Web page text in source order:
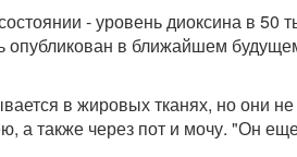
- уровень диоксина в
опубликован в ближайшем
в жировых тканях, но они
а также через пот и мочу. "Он